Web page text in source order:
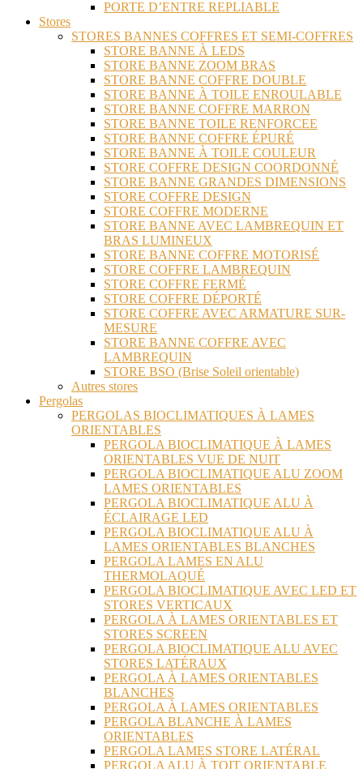
PORTE D’ENTRE REPLIABLE
Stores
STORES BANNES COFFRES ET SEMI-COFFRES
STORE BANNE À LEDS
STORE BANNE ZOOM BRAS
STORE BANNE COFFRE DOUBLE
STORE BANNE À TOILE ENROULABLE
STORE BANNE COFFRE MARRON
STORE BANNE TOILE RENFORCEE
STORE BANNE COFFRE ÉPURÉ
STORE BANNE À TOILE COULEUR
STORE COFFRE DESIGN COORDONNÉ
STORE BANNE GRANDES DIMENSIONS
STORE COFFRE DESIGN
STORE COFFRE MODERNE
STORE BANNE AVEC LAMBREQUIN ET
BRAS LUMINEUX
STORE BANNE COFFRE MOTORISÉ
STORE COFFRE LAMBREQUIN
STORE COFFRE FERMÉ
STORE COFFRE DÉPORTÉ
STORE COFFRE AVEC ARMATURE SUR-
MESURE
STORE BANNE COFFRE AVEC
LAMBREQUIN
STORE BSO (Brise Soleil orientable)
Autres stores
Pergolas
PERGOLAS BIOCLIMATIQUES À LAMES
ORIENTABLES
PERGOLA BIOCLIMATIQUE À LAMES
ORIENTABLES VUE DE NUIT
PERGOLA BIOCLIMATIQUE ALU ZOOM
LAMES ORIENTABLES
PERGOLA BIOCLIMATIQUE ALU À
ÉCLAIRAGE LED
PERGOLA BIOCLIMATIQUE ALU À
LAMES ORIENTABLES BLANCHES
PERGOLA LAMES EN ALU
THERMOLAQUÉ
PERGOLA BIOCLIMATIQUE AVEC LED ET
STORES VERTICAUX
PERGOLA À LAMES ORIENTABLES ET
STORES SCREEN
PERGOLA BIOCLIMATIQUE ALU AVEC
STORES LATÉRAUX
PERGOLA À LAMES ORIENTABLES
BLANCHES
PERGOLA À LAMES ORIENTABLES
PERGOLA BLANCHE À LAMES
ORIENTABLES
PERGOLA LAMES STORE LATÉRAL
PERGOLA ALU À TOIT ORIENTABLE